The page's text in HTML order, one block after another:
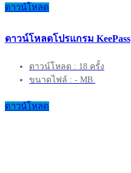
ดาวน์โหลด
ดาวน์โหลดโปรแกรม KeePass
ดาวน์โหลด : 18 ครั้ง
ขนาดไฟล์ : - MB.
ดาวน์โหลด